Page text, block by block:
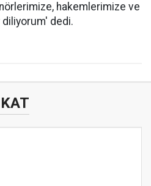
hakemlerimize ve
diliyorum' dedi.